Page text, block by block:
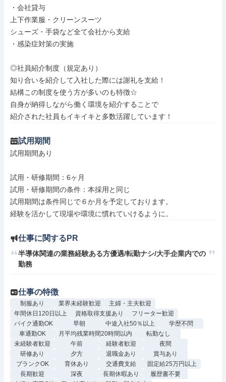
・会社貸与
上下作業服・クリーンスーツ
シューズ・手袋など全て会社から支給
・感染症対策の実施
◎社員紹介制度（規定あり）
知り合いを紹介して入社した際には謝礼を支給！
結構この制度を使う方が多いのも特徴☆
自身が納得しながら働く環境を紹介することで
紹介された社員もイキイキと多数活躍しています！
試用期間
試用期間あり
試用・研修期間：6ヶ月
試用・研修期間の条件：本採用と同じ
試用期間は条件同じで６か月を予定しております。
仕事に関するPR
半導体関連の業務経験ある方優遇/転勤ナシ/大手企業内での
勤務
仕事の特徴
制服あり 業界未経験歓迎
主婦・主夫歓迎
年間休日120日以上
資格取得支援あり
フリーター歓迎
バイク通勤OK
早朝 中途入社50％以上
学歴不問
車通勤OK
月平均残業時間20時間以内
転勤なし
未経験者歓迎
午前 経験者歓迎
夜間
研修あり
夕方 退職金あり
賞与あり
ブランクOK
育休あり 交通費支給
固定給25万円以上
長期歓迎
深夜 長期休暇あり
履歴書不要